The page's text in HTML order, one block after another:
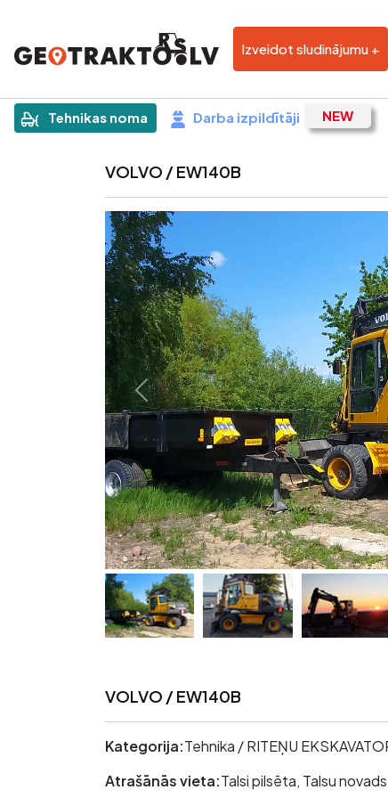
Izveidot sludinājumu +
Tehnikas noma Darba izpildītāji
|Sludinājums
VOLVO / EW140B
VOLVO / EW140B
Kategorija:Tehnika / RITEŅU
Atrašānās vieta:Talsi pilsēta, Talsu